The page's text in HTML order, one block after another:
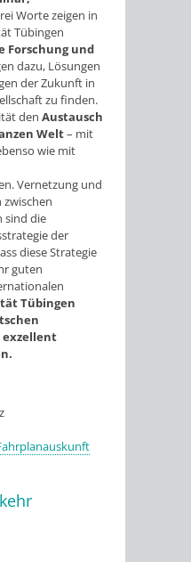
Worte zeigen in
Tübingen
Forschung und
dazu, Lösungen
der Zukunft in
zu finden.
den Austausch
Welt– mit
wie mit
Vernetzung und
sind die
der
diese Strategie
guten
Tübingen
exzellent